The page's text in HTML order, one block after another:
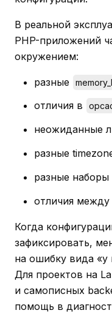
В реальной
PHP-приложений
окружением:
разные
отличия в
неожиданные
разные
разные
отличия между
Когда
зафиксировать,
на ошибку вида «у
Для проектов на
и самописных
помощь в